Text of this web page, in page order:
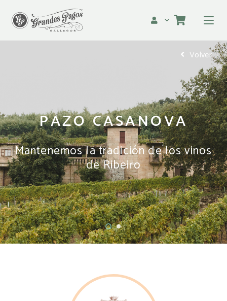
PAZO CASANOVA
Mantenemos la tradición de los vinos
de Ribeiro
Volver